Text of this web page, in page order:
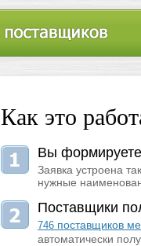
Как это
Вы формируете
Заявка устроена
нужные
Поставщики
746 поставщиков
автоматически